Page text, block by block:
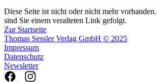
Diese Seite ist nicht oder nicht mehr
sind Sie einem veralteten Link gefolgt.
Zur Startseite
Thomas Sessler Verlag GmbH © 2025
Impressum
Datenschutz
Newsletter